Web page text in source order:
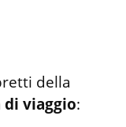
della
viaggio